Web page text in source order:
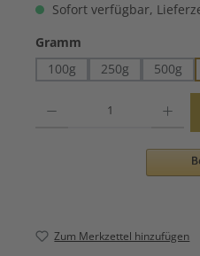
Sofort verfügbar,
Gramm
100g
250g 500g
Zum Merkzettel hinzufügen